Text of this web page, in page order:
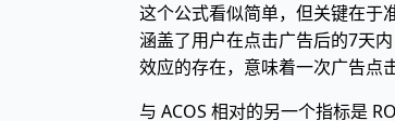
这个公式看似简单，但关键在于
涵盖了用户在点击广告后的7天
效应的存在，意味着一次广告点
与 ACOS 相对的另一个指标是